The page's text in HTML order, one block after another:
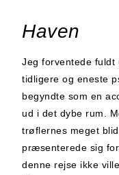
Haven
Jeg forventede fuldt
tidligere og eneste
begyndte som en
ud i det dybe rum.
trøflernes meget
præsenterede sig
denne rejse ikke